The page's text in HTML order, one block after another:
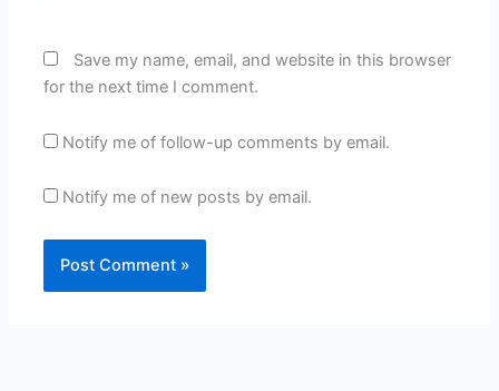
Save my name, email, and website in this browser
for the next time I comment.
Notify me of follow-up comments by email.
Notify me of new posts by email.